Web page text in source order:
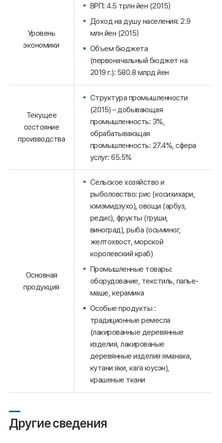
Уровень
экономики
ВРП: 4.5 трлн йен (2015）
Доход на душу населения: 2.9
млн йен (2015）
Объем бюджета
(первоначальный бюджет на
2019 г.): 580.8 млрд йен
Текущее
состояние
производства
Структура промышленности
(2015) – добывающая
промышленность: 3%,
обрабатывающая
промышленность: 27.4%, сфера
услуг: 65.5%
Основная
продукция
Сельское хозяйство и
рыболовство: рис (косихихари,
юмэмидзухо), овощи (арбуз,
редис), фрукты (груши,
виноград), рыба (осьминог,
желтохвост, морской
королевский краб)
Промышленные товары:
оборудование, текстиль, папье-
маше, керамика
Особые продукты :
традиционные ремесла
(лакированные деревянные
изделия, лакированые
деревянные изделия яманака,
кутани яки, кага юусэн),
крашеные ткани
Другие сведения